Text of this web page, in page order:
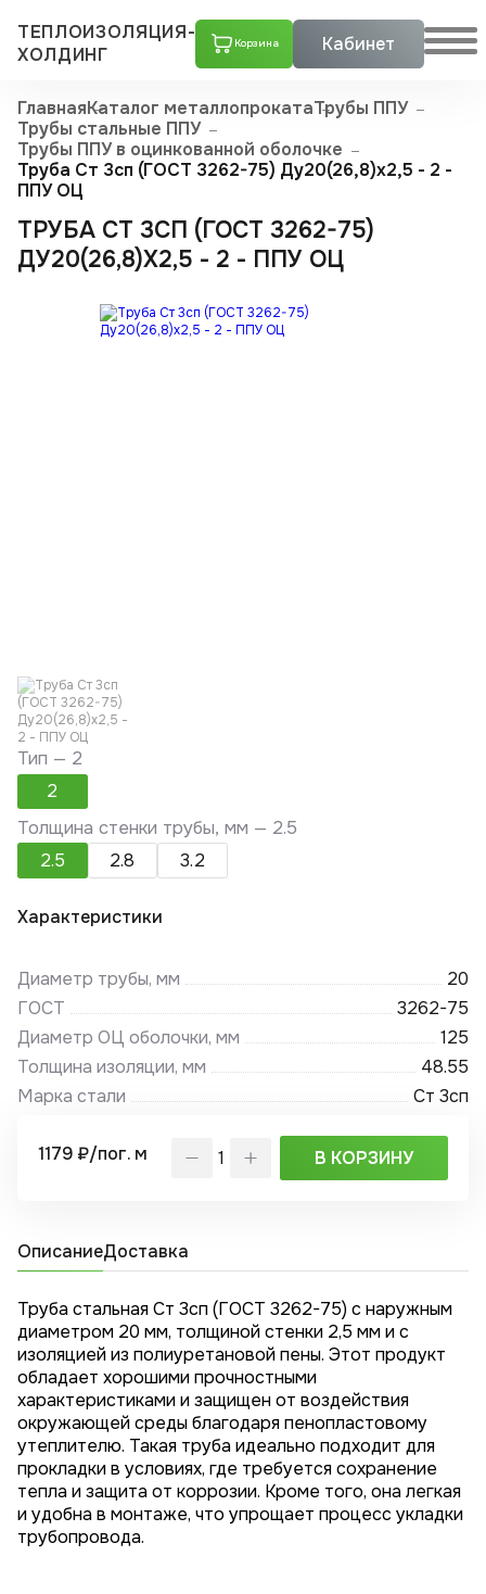
ТЕПЛОИЗОЛЯЦИЯ-
ХОЛДИНГ
Корзина Кабинет
ГлавнаяКаталог металлопрокатаТрубы ППУ
Трубы стальные ППУ
Трубы ППУ в оцинкованной оболочке
Труба Ст 3сп (ГОСТ 3262-75) Ду20(26,8)x2,5 - 2 -
ППУ ОЦ
ТРУБА СТ 3СП (ГОСТ 3262-75)
ДУ20(26,8)X2,5 - 2 - ППУ ОЦ
Тип — 2
2
Толщина стенки трубы, мм — 2.5
2.5
2.8 3.2
Характеристики
Диаметр трубы, мм
20
ГОСТ
3262-75
Диаметр ОЦ оболочки, мм
125
Толщина изоляции, мм
48.55
Марка стали
Ст 3сп
1179 ₽/пог. м В КОРЗИНУ
ОписаниеДоставка
Труба стальная Ст 3сп (ГОСТ 3262-75) с наружным
диаметром 20 мм, толщиной стенки 2,5 мм и с
изоляцией из полиуретановой пены. Этот продукт
обладает хорошими прочностными
характеристиками и защищен от воздействия
окружающей среды благодаря пенопластовому
утеплителю. Такая труба идеально подходит для
прокладки в условиях, где требуется сохранение
тепла и защита от коррозии. Кроме того, она легкая
и удобна в монтаже, что упрощает процесс укладки
трубопровода.